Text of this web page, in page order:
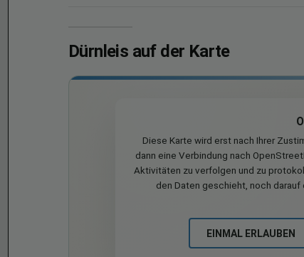
Dürnleis auf der Karte
Diese Karte wird erst nach Ihrer
dann eine Verbindung nach
Aktivitäten zu verfolgen und zu
den Daten geschieht, noch
EINMAL ERLAUBEN